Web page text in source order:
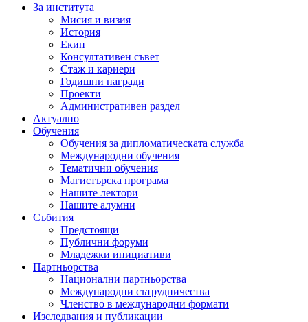
За института
Мисия и визия
История
Екип
Консултативен съвет
Стаж и кариери
Годишни награди
Проекти
Административен раздел
Актуално
Обучения
Обучения за дипломатическата служба
Международни обучения
Тематични обучения
Магистърска програма
Нашите лектори
Нашите алумни
Събития
Предстоящи
Публични форуми
Младежки инициативи
Партньорства
Национални партньорства
Международни сътрудничества
Членство в международни формати
Изследвания и публикации